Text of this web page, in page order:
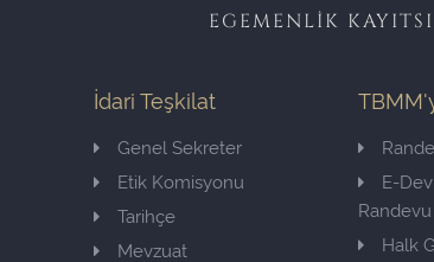
EGEMENLİK
İdari Teşkilat
Genel Sekreter
Etik Komisyonu
Tarihçe
Mevzuat
E-
Randevu
Halk